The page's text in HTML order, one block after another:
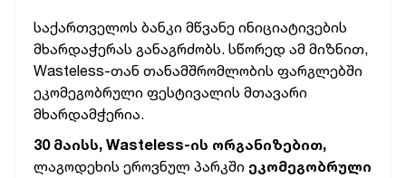
საქართველოს ბანკი მწვანე ინიციატივების
მხარდაჭერას განაგრძობს. სწორედ ამ მიზნით,
Wasteless-თან თანამშრომლობის ფარგლებში
ეკომეგობრული ფესტივალის მთავარი
მხარდამჭერია.
30 მაისს, Wasteless-ის ორგანიზებით,
ლაგოდეხის ეროვნულ პარკში ეკომეგობრული